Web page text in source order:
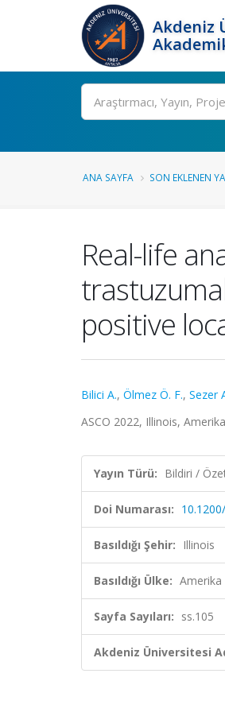
Akdeniz
Ara
ANA SAYFA SON EKLENEN
Real-life
positive
Bilici A., Ölmez Ö. F., Sezer
ASCO 2022, Illinois,
Yayın Türü: Bildiri /
Doi Numarası:
Basıldığı Şehir: Illinois
Basıldığı Ülke: Amerika
Sayfa Sayıları: ss.105
Akdeniz Üniversitesi